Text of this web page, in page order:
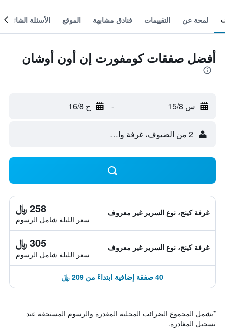
لمحة عن التقييمات فنادق مشابهة الموقع الأسئلة الشائعة
أفضل صفقات كومفورت إن أون أوشان
س 15/8 - ح 16/8
2 من الضيوف، غرفة واحدة
غرفة كينج، نوع السرير غير معروف 258 ﷼
سعر الليلة شامل الرسوم
غرفة كينج، نوع السرير غير معروف 305 ﷼
سعر الليلة شامل الرسوم
40 صفقة إضافية ابتداءً من 209 ﷼
*يشمل المجموع الضرائب المحلية المقدرة والرسوم المستحقة عند
تسجيل المغادرة.